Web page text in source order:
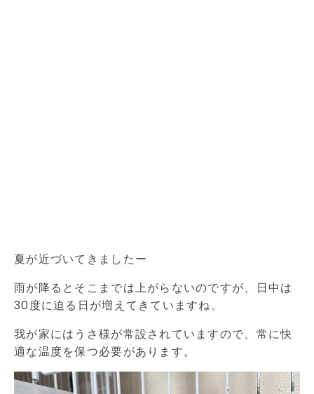
夏が近づいてきましたー
雨が降るとそこまでは上がらないのですが、日中は
30度に迫る日が増えてきていますね。
我が家にはうさ様が常設されていますので、常に快
適な温度を保つ必要があります。